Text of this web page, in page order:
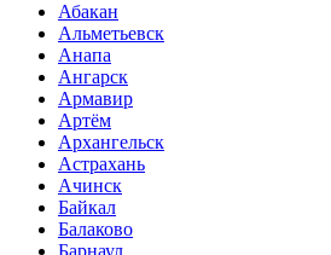
Абакан
Альметьевск
Анапа
Ангарск
Армавир
Артём
Архангельск
Астрахань
Ачинск
Байкал
Балаково
Барнаул